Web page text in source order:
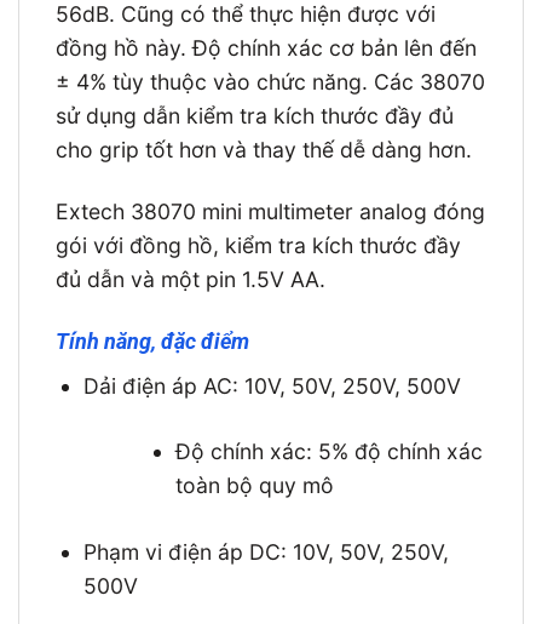
56dB. Cũng có thể thực hiện được với
đồng hồ này. Độ chính xác cơ bản lên đến
± 4% tùy thuộc vào chức năng. Các 38070
sử dụng dẫn kiểm tra kích thước đầy đủ
cho grip tốt hơn và thay thế dễ dàng hơn.
Extech 38070 mini multimeter analog đóng
gói với đồng hồ, kiểm tra kích thước đầy
đủ dẫn và một pin 1.5V AA.
Tính năng, đặc điểm
Dải điện áp AC: 10V, 50V, 250V, 500V
Độ chính xác: 5% độ chính xác
toàn bộ quy mô
Phạm vi điện áp DC: 10V, 50V, 250V,
500V